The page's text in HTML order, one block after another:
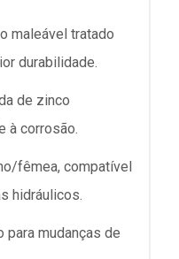
maleável tratado
durabilidade.
de zinco
à corrosão.
fêmea, compatível
hidráulicos.
para mudanças de